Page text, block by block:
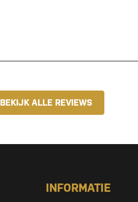
BEKIJK ALLE REVIEWS
INFORMATIE